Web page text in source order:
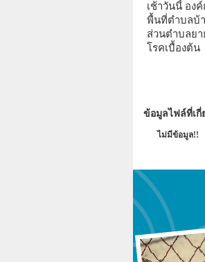
เช้าวันนี้ อง
พื้นที่ตำบลบ้
ส่วนตำบลย
โรคเบื้องต้น
ข้อมูลไฟล์ที่เกี่
ไม่มีข้อมูล!!